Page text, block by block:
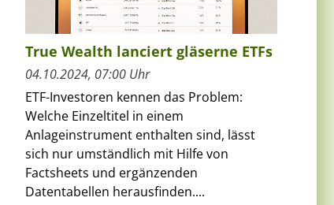
True Wealth lanciert gläserne ETFs
04.10.2024, 07:00 Uhr
ETF-Investoren kennen das Problem:
Welche Einzeltitel in einem
Anlageinstrument enthalten sind, lässt
sich nur umständlich mit Hilfe von
Factsheets und ergänzenden
Datentabellen herausfinden....